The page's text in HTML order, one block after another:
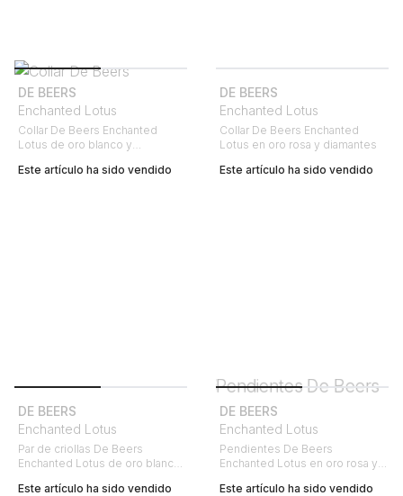
DE BEERS
Enchanted Lotus
Collar De Beers Enchanted
Lotus de oro blanco y
Este artículo ha sido vendido
DE BEERS
Enchanted Lotus
Collar De Beers Enchanted
Lotus en oro rosa y diamantes
Este artículo ha sido vendido
DE BEERS
Enchanted Lotus
Par de criollas De Beers
Enchanted Lotus de oro blanco
Este artículo ha sido vendido
DE BEERS
Enchanted Lotus
Pendientes De Beers
Enchanted Lotus en oro rosa y
Este artículo ha sido vendido